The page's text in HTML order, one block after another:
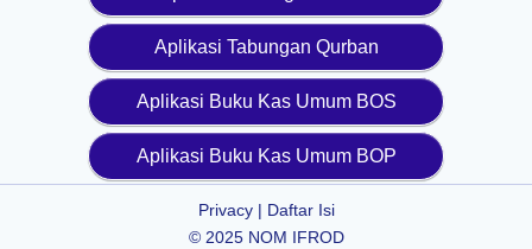
Aplikasi Tabungan Qurban
Aplikasi Buku Kas Umum BOS
Aplikasi Buku Kas Umum BOP
Privacy| Daftar Isi
© 2025 NOM IFROD